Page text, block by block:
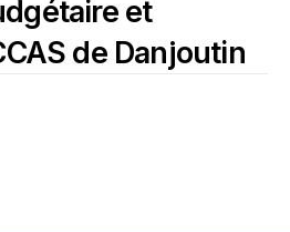
et
de Danjoutin